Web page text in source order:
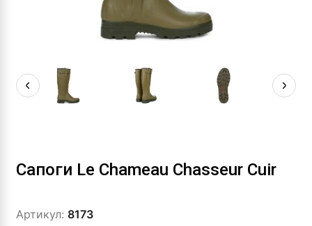
Сапоги Le Chameau Chasseur Cuir
Артикул: 8173